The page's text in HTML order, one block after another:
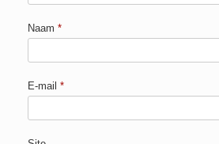
Naam *
E-mail *